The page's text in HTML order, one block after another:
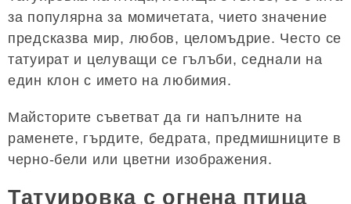
за популярна за момичетата, чието значение
предсказва мир, любов, целомъдрие. Често се
татуират и целуващи се гълъби, седнали на
един клон с името на любимия.
Майсторите съветват да ги напълните на
раменете, гърдите, бедрата, предмишниците в
черно-бели или цветни изображения.
Татуировка с огнена птица